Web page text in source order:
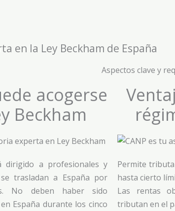
en la Ley Beckham de España
Aspectos clave y
acogerse
Beckham
dirigido a profesionales y
trasladan a España por
No deben haber sido
España durante los cinco
Permite
hasta cierto
Las rentas
tributan en el